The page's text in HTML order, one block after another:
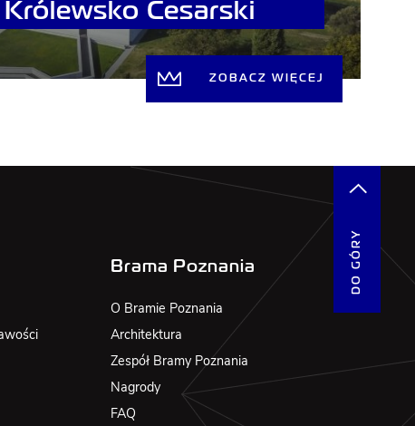
Królewsko Cesarski
ZOBACZ WIĘCEJ
Brama Poznania
O Bramie Poznania
Architektura
Zespół Bramy Poznania
Nagrody
FAQ
DO GÓRY